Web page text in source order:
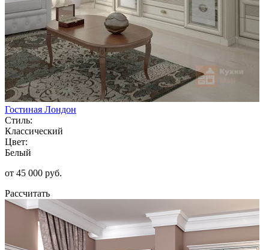
Гостиная Лондон
Стиль:
Классический
Цвет:
Белый
от 45 000 руб.
Рассчитать